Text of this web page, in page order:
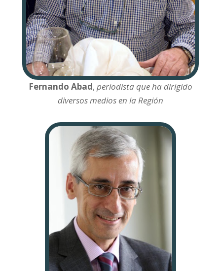
Fernando Abad, periodista que ha dirigido
diversos medios en la Región